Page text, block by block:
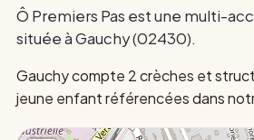
Ô Premiers Pas est une multi-
située à Gauchy (02430).
Gauchy compte 2 crèches et
jeune enfant référencées dans